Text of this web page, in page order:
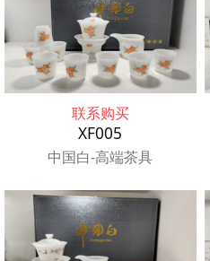
联系购买
XF005
中国白-高端茶具